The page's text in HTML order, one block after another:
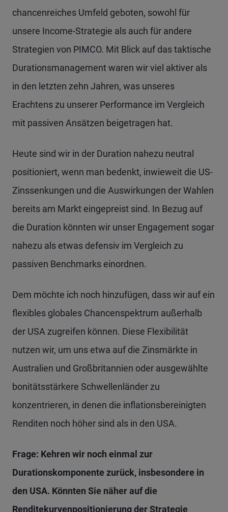
chancenreiches Umfeld geboten, sowohl für
unsere Income-Strategie als auch für andere
Strategien von PIMCO. Mit Blick auf das taktische
Durationsmanagement waren wir viel aktiver als
in den letzten zehn Jahren, was unseres
Erachtens zu unserer Performance im Vergleich
mit passiven Ansätzen beigetragen hat.
Heute sind wir in der Duration nahezu neutral
positioniert, wenn man bedenkt, inwieweit die US-
Zinssenkungen und die Auswirkungen der Wahlen
bereits am Markt eingepreist sind. In Bezug auf
die Duration könnten wir unser Engagement sogar
nahezu als etwas defensiv im Vergleich zu
passiven Benchmarks einordnen.
Dem möchte ich noch hinzufügen, dass wir auf ein
flexibles globales Chancenspektrum außerhalb
der USA zugreifen können. Diese Flexibilität
nutzen wir, um uns etwa auf die Zinsmärkte in
Australien und Großbritannien oder ausgewählte
bonitätsstärkere Schwellenländer zu
konzentrieren, in denen die inflationsbereinigten
Renditen noch höher sind als in den USA.
Frage: Kehren wir noch einmal zur
Durationskomponente zurück, insbesondere in
den USA. Könnten Sie näher auf die
Renditekurvenpositionierung der Strategie